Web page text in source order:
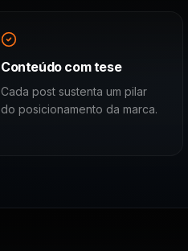
Conteúdo com tese
Cada post sustenta um pilar
do posicionamento da marca.